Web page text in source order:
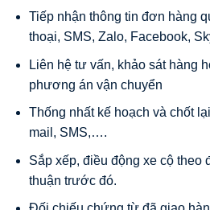
Tiếp nhận thông tin đơn hàng
thoại, SMS, Zalo, Facebook,
Liên hệ tư vấn, khảo sát hàng
phương án vận chuyển
Thống nhất kế hoạch và chốt
mail, SMS,….
Sắp xếp, điều động xe cộ theo
thuận trước đó.